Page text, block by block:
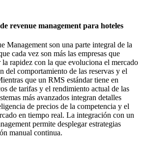
revenue management para hoteles
Management son una parte integral de la
cada vez son más las empresas que
rapidez con la que evoluciona el mercado
del comportamiento de las reservas y el
que un RMS estándar tiene en
de tarifas y el rendimiento actual de las
más avanzados integran detalles
de precios de la competencia y el
en tiempo real. La integración con un
permite desplegar estrategias
manual continua.